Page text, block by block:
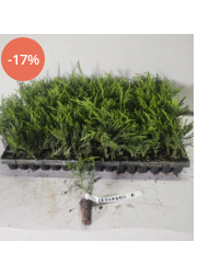
-17%